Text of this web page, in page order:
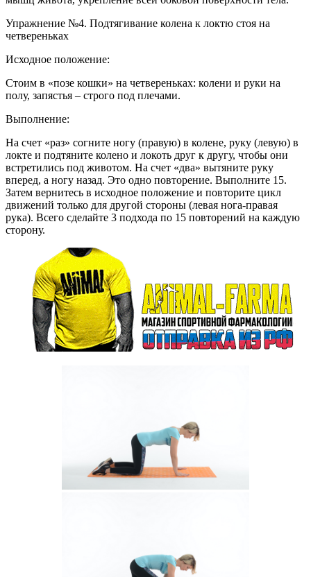
Упражнение №4. Подтягивание колена к локтю стоя на
четвереньках
Исходное положение:
Стоим в «позе кошки» на четвереньках: колени и руки на
полу, запястья – строго под плечами.
Выполнение:
На счет «раз» согните ногу (правую) в колене, руку (левую) в
локте и подтяните колено и локоть друг к другу, чтобы они
встретились под животом. На счет «два» вытяните руку
вперед, а ногу назад. Это одно повторение. Выполните 15.
Затем вернитесь в исходное положение и повторите цикл
движений только для другой стороны (левая нога-правая
рука). Всего сделайте 3 подхода по 15 повторений на каждую
сторону.